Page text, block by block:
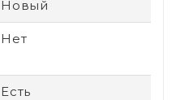
Новый
Нет
Есть